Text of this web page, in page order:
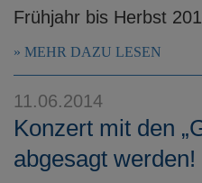
Frühjahr bis Herbst
MEHR DAZU LESEN
11.06.2014
Konzert mit den
abgesagt werden!